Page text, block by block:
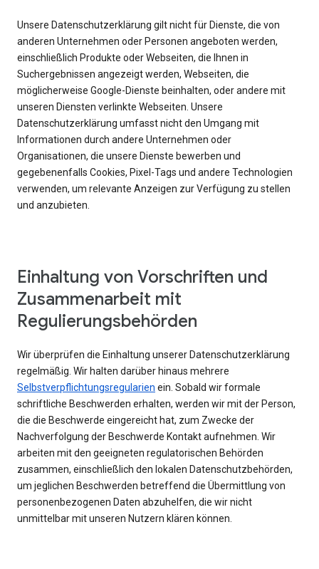
Unsere Datenschutzerklärung gilt nicht für Dienste, die von
anderen Unternehmen oder Personen angeboten werden,
einschließlich Produkte oder Webseiten, die Ihnen in
Suchergebnissen angezeigt werden, Webseiten, die
möglicherweise Google-Dienste beinhalten, oder andere mit
unseren Diensten verlinkte Webseiten. Unsere
Datenschutzerklärung umfasst nicht den Umgang mit
Informationen durch andere Unternehmen oder
Organisationen, die unsere Dienste bewerben und
gegebenenfalls Cookies, Pixel-Tags und andere Technologien
verwenden, um relevante Anzeigen zur Verfügung zu stellen
und anzubieten.
Einhaltung von Vorschriften und
Zusammenarbeit mit
Regulierungsbehörden
Wir überprüfen die Einhaltung unserer Datenschutzerklärung
regelmäßig. Wir halten darüber hinaus mehrere
Selbstverpflichtungsregularien ein. Sobald wir formale
schriftliche Beschwerden erhalten, werden wir mit der Person,
die die Beschwerde eingereicht hat, zum Zwecke der
Nachverfolgung der Beschwerde Kontakt aufnehmen. Wir
arbeiten mit den geeigneten regulatorischen Behörden
zusammen, einschließlich den lokalen Datenschutzbehörden,
um jeglichen Beschwerden betreffend die Übermittlung von
personenbezogenen Daten abzuhelfen, die wir nicht
unmittelbar mit unseren Nutzern klären können.